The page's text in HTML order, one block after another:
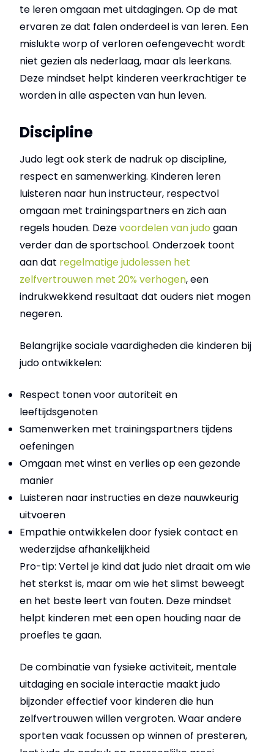
te leren omgaan met uitdagingen. Op de mat
ervaren ze dat falen onderdeel is van leren. Een
mislukte worp of verloren oefengevecht wordt
niet gezien als nederlaag, maar als leerkans.
Deze mindset helpt kinderen veerkrachtiger te
worden in alle aspecten van hun leven.
Discipline
Judo legt ook sterk de nadruk op discipline,
respect en samenwerking. Kinderen leren
luisteren naar hun instructeur, respectvol
omgaan met trainingspartners en zich aan
regels houden. Dezevoordelen van judo gaan
verder dan de sportschool. Onderzoek toont
aan dat regelmatige judolessen het
zelfvertrouwen met 20% verhogen, een
indrukwekkend resultaat dat ouders niet mogen
negeren.
Belangrijke sociale vaardigheden die kinderen bij
judo ontwikkelen:
Respect tonen voor autoriteit en
leeftijdsgenoten
Samenwerken met trainingspartners tijdens
oefeningen
Omgaan met winst en verlies op een gezonde
manier
Luisteren naar instructies en deze nauwkeurig
uitvoeren
Empathie ontwikkelen door fysiek contact en
wederzijdse afhankelijkheid
Pro-tip: Vertel je kind dat judo niet draait om wie
het sterkst is, maar om wie het slimst beweegt
en het beste leert van fouten. Deze mindset
helpt kinderen met een open houding naar de
proefles te gaan.
De combinatie van fysieke activiteit, mentale
uitdaging en sociale interactie maakt judo
bijzonder effectief voor kinderen die hun
zelfvertrouwen willen vergroten. Waar andere
sporten vaak focussen op winnen of presteren,